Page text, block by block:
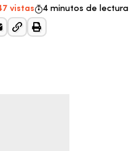
vistas
4 minutos de lectura